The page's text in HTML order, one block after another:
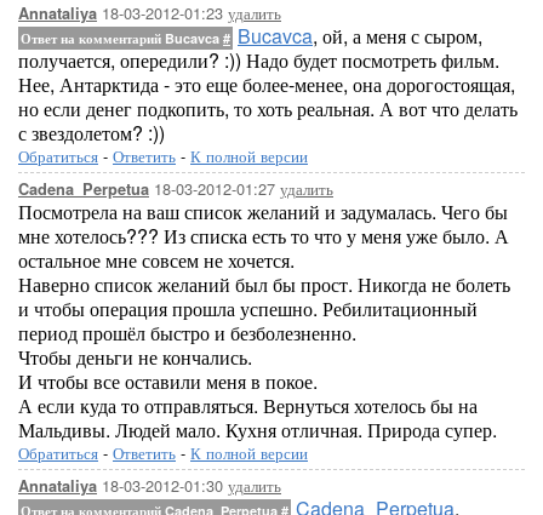
Annataliya 18-03-2012-01:23 удалить
Ответ на комментарий Bucavca # Bucavca, ой, а меня с сыром,
получается, опередили? :)) Надо будет посмотреть фильм.
Нее, Антарктида - это еще более-менее, она дорогостоящая,
но если денег подкопить, то хоть реальная. А вот что делать
с звездолетом? :))
Обратиться - Ответить - К полной версии
Cadena_Perpetua 18-03-2012-01:27 удалить
Посмотрела на ваш список желаний и задумалась. Чего бы
мне хотелось??? Из списка есть то что у меня уже было. А
остальное мне совсем не хочется.
Наверно список желаний был бы прост. Никогда не болеть
и чтобы операция прошла успешно. Ребилитационный
период прошёл быстро и безболезненно.
Чтобы деньги не кончались.
И чтобы все оставили меня в покое.
А если куда то отправляться. Вернуться хотелось бы на
Мальдивы. Людей мало. Кухня отличная. Природа супер.
Обратиться - Ответить - К полной версии
Annataliya 18-03-2012-01:30 удалить
Ответ на комментарий Cadena_Perpetua # Cadena_Perpetua,